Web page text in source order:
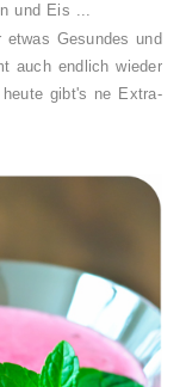
und Eis ...
Gesundes und
auch endlich wieder
gibt's ne Extra-